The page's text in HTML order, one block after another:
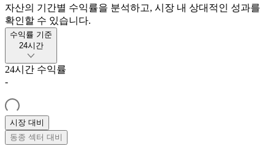
자산의 기간별 수익률을 분석하고, 시장 내 상대적인 성과를
확인할 수 있습니다.
수익률 기준
24시간
24시간 수익률
-
시장 대비
동종 섹터 대비